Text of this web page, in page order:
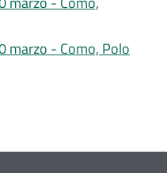
marzo - Como, Polo